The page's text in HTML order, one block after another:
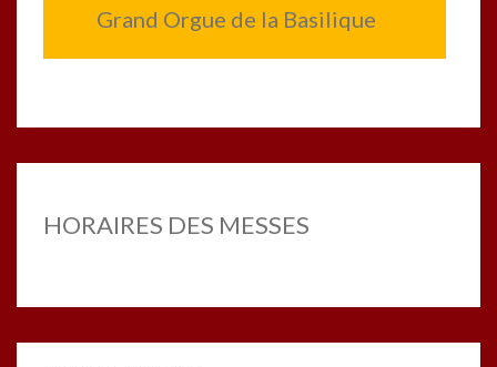
Grand Orgue de la Basilique
HORAIRES DES MESSES